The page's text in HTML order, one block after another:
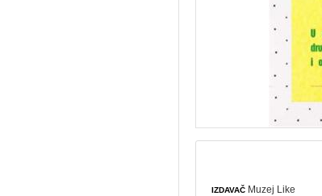
IZDAVAČ Muzej Like